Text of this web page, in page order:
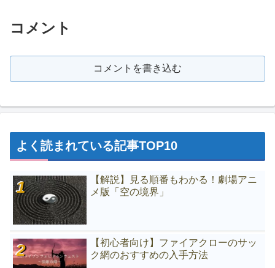
コメント
コメントを書き込む
よく読まれている記事TOP10
【解説】見る順番もわかる！劇場アニ
メ版「空の境界」
【初心者向け】ファイアクローのサッ
ク網のおすすめの入手方法